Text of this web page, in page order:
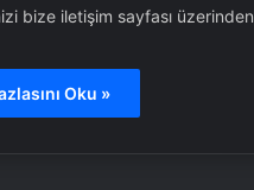
bize iletişim sayfası üzerinden
Oku »